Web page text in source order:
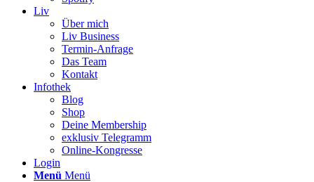
Liv
Über mich
Liv Business
Termin-Anfrage
Das Team
Kontakt
Infothek
Blog
Shop
Deine Membership
exklusiv Telegramm
Online-Kongresse
Login
Menü Menü